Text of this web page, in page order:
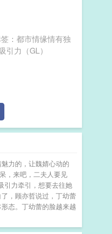
：都市情缘情有独
关键字：主角：严烈，魏┃配角：周蜜，许筝，姚君宜，杨洁┃其它： 吸引力（GL）
力的，让魏婧心动的
，来吧，二夫人要见
引力牵引，想要去往她
，顾亦哲说过，丁幼蕾
态。丁幼蕾的脸越来越